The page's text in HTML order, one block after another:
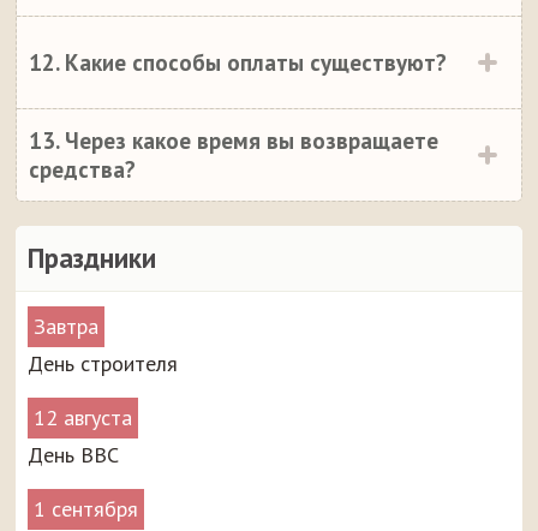
Праздники
Завтра
День строителя
12 августа
День ВВС
1 сентября
12. Какие способы оплаты существуют?
13. Через какое время вы возвращаете
средства?